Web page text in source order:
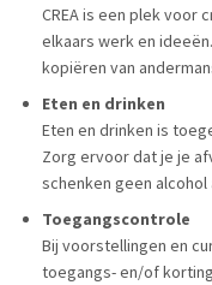
CREA is een plek voor
elkaars werk en
kopiëren van
Eten en drinken
Eten en drinken is
Zorg ervoor dat je je
schenken geen alcohol
Toegangscontrole
Bij voorstellingen en
toegangs- en/of